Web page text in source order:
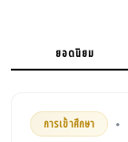
ยอดนิยม
การเข้าศึกษา •